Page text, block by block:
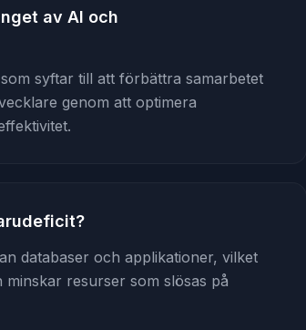
av AI och
syftar till att förbättra samarbetet
genom att optimera
databaser och applikationer, vilket
resurser som slösas på